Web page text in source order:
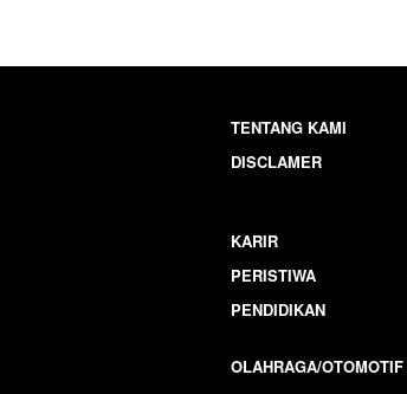
TENTANG KAMI
DISCLAMER
KARIR
PERISTIWA
PENDIDIKAN
OLAHRAGA/OTOMOTIF